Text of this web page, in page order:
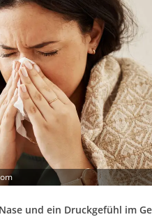
und ein Druckgefühl im